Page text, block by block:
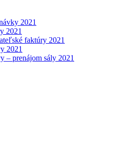
2021
2021
faktúry 2021
2021
– prenájom sály 2021